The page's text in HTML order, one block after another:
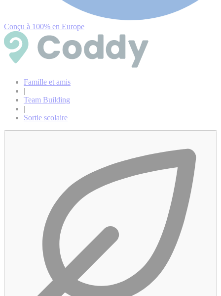
Conçu à 100% en Europe
Famille et amis
|
Team Building
|
Sortie scolaire